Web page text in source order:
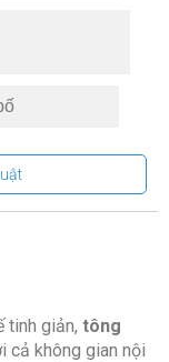
– Âm thanh
tinh giản, tông
cả không gian nội